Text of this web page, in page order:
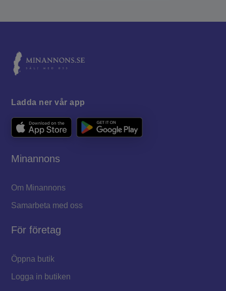
Ladda ner vår app
Minannons
Om Minannons
Samarbeta med oss
För företag
Öppna butik
Logga in butiken